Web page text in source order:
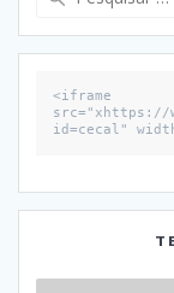
<iframe
src="xhttps://
id=cecal"